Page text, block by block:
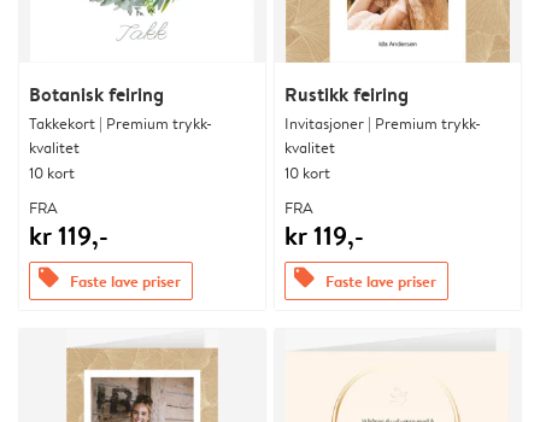
Botanisk feiring
Takkekort | Premium trykk-
kvalitet
10 kort
FRA
kr 119,-
offers Faste lave priser
Rustikk feiring
Invitasjoner | Premium trykk-
kvalitet
10 kort
FRA
kr 119,-
offers Faste lave priser